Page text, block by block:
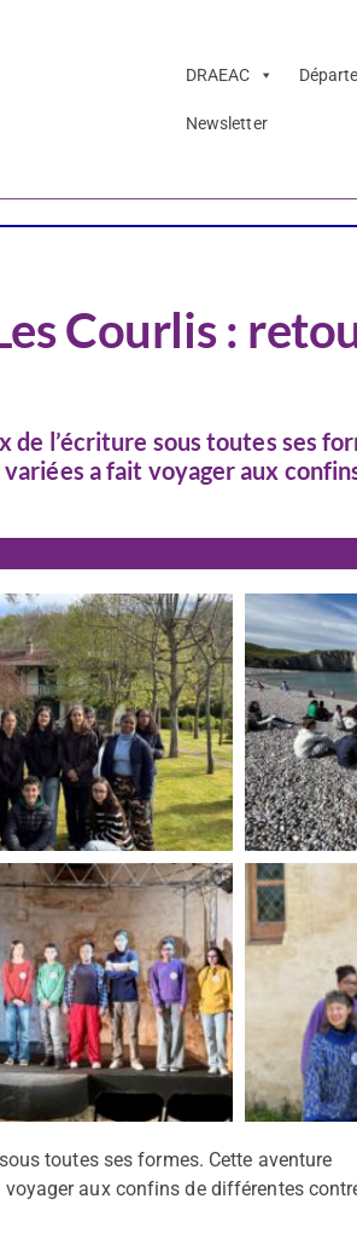
DRAEAC
Newsletter
Courlis :
de l’écriture sous toutes ses
a fait voyager aux
toutes ses formes. Cette aventure
aux confins de différentes